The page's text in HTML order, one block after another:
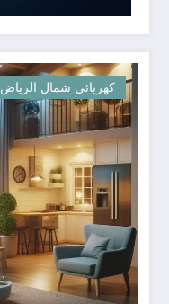
كهربائي شمال الرياض